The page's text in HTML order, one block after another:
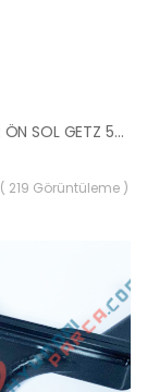
AMORTİSÖR ÖN SOL GETZ 54650-1C300-MANDO
( 219 Görüntüleme )